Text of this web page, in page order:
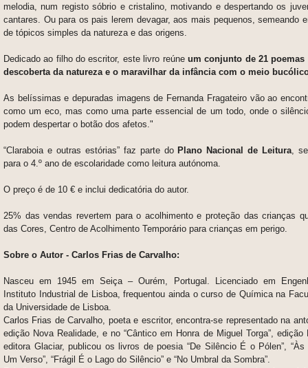
melodia, num registo sóbrio e cristalino, motivando e despertando os
cantares. Ou para os pais lerem devagar, aos mais pequenos, semeando
de tópicos simples da natureza e das origens.
Dedicado ao filho do escritor, este livro reúne um conjunto de 21 poemas
descoberta da natureza e o maravilhar da infância com o meio
As belíssimas e depuradas imagens de Fernanda Fragateiro vão ao
como um eco, mas como uma parte essencial de um todo, onde o
podem despertar o botão dos afetos."
“Claraboia e outras estórias” faz parte doPlano Nacional de Leitura ,
para o 4.º ano de escolaridade como leitura autónoma.
O preço é de 10 € e inclui dedicatória do autor.
25% das vendas revertem para o acolhimento e proteção das crianças
das Cores, Centro de Acolhimento Temporário para crianças em perigo.
Sobre o Autor - Carlos Frias de Carvalho:
Nasceu em 1945 em Seiça – Ourém, Portugal. Licenciado em
Instituto Industrial de Lisboa, frequentou ainda o curso de Química na
da Universidade de Lisboa.
Carlos Frias de Carvalho, poeta e escritor, encontra-se representado na
edição Nova Realidade, e no “Cântico em Honra de Miguel Torga”, edição
editora Glaciar, publicou os livros de poesia “De Silêncio É o Pólen”, “Às
Um Verso”, “Frágil É o Lago do Silêncio” e “No Umbral da Sombra”.